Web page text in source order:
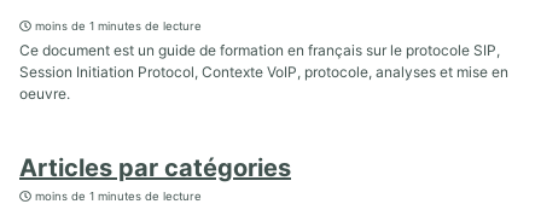
moins de 1 minutes de lecture
Ce document est un guide de formation en français sur le protocole SIP,
Session Initiation Protocol, Contexte VoIP, protocole, analyses et mise en
oeuvre.
Articles par catégories
moins de 1 minutes de lecture